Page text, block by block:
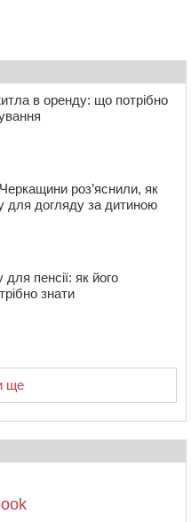
в Україні прогнозують
який обороняв
хрестом”
зіткнувся з
в оренду: що потрібно
роз’яснили, як
для догляду за дитиною
пенсії: як його
знати
ще